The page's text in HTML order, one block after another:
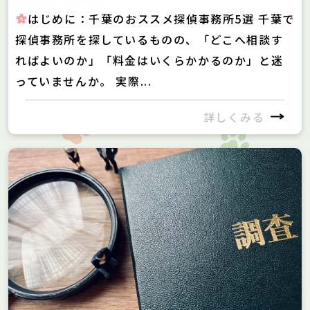
はじめに：千葉のおススメ探偵事務所5選 千葉で
探偵事務所を探しているものの、「どこへ相談す
ればよいのか」「料金はいくらかかるのか」と迷
っていませんか。 実際...
詳しくみる